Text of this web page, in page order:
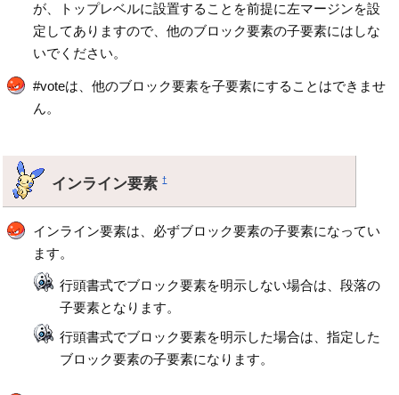
が、トップレベルに設置することを前提に左マージンを設
定してありますので、他のブロック要素の子要素にはしな
いでください。
#voteは、他のブロック要素を子要素にすることはできませ
ん。
インライン要素†
インライン要素は、必ずブロック要素の子要素になってい
ます。
行頭書式でブロック要素を明示しない場合は、段落の
子要素となります。
行頭書式でブロック要素を明示した場合は、指定した
ブロック要素の子要素になります。